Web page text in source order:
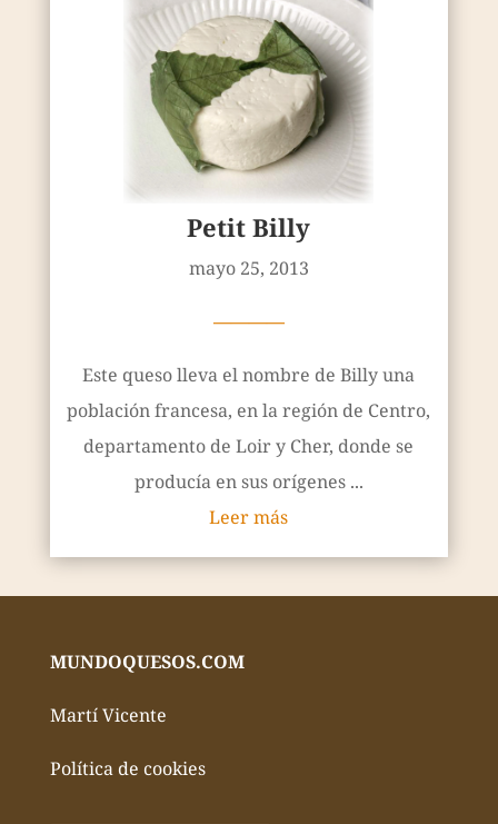
Petit Billy
mayo 25, 2013
————
Este queso lleva el nombre de Billy una
población francesa, en la región de Centro,
departamento de Loir y Cher, donde se
producía en sus orígenes ...
Leer más
MUNDOQUESOS.COM
Martí Vicente
Política de cookies